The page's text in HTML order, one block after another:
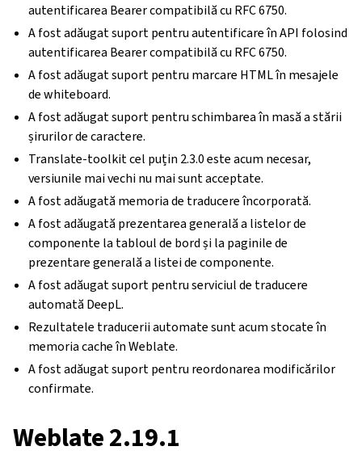
autentificarea Bearer compatibilă cu RFC 6750.
A fost adăugat suport pentru autentificare în API folosind
autentificarea Bearer compatibilă cu RFC 6750.
A fost adăugat suport pentru marcare HTML în mesajele
de whiteboard.
A fost adăugat suport pentru schimbarea în masă a stării
șirurilor de caractere.
Translate-toolkit cel puțin 2.3.0 este acum necesar,
versiunile mai vechi nu mai sunt acceptate.
A fost adăugată memoria de traducere încorporată.
A fost adăugată prezentarea generală a listelor de
componente la tabloul de bord și la paginile de
prezentare generală a listei de componente.
A fost adăugat suport pentru serviciul de traducere
automată DeepL.
Rezultatele traducerii automate sunt acum stocate în
memoria cache în Weblate.
A fost adăugat suport pentru reordonarea modificărilor
confirmate.
Weblate 2.19.1